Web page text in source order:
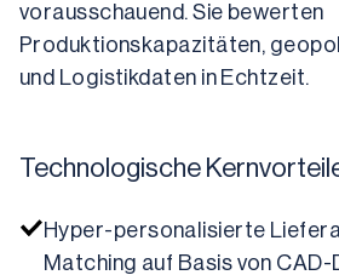
vorausschauend. Sie bewerten
Produktionskapazitäten,
und Logistikdaten in Echtzeit.
Technologische
Hyper-personalisierte
Matching auf Basis von CAD-